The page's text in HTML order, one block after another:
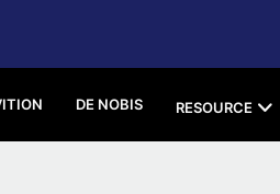
DE NOBIS RESOURCE